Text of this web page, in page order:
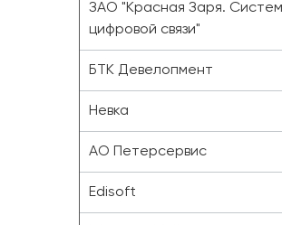
ЗАО "Красная Заря.
цифровой связи"
БТК Девелопмент
Невка
АО Петерсервис
Edisoft